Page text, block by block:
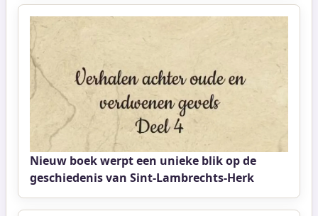
Nieuw boek werpt een unieke blik op de
geschiedenis van Sint-Lambrechts-Herk